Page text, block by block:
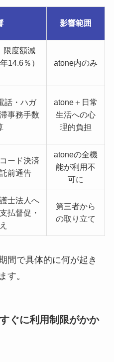
影響範囲
限度額減
14.6％）
atone内のみ
話・ハガ
事務手数
atone＋日常
生活への心
理的負担
ード決済
前通告
atoneの全機
能が利用不
可に
士法人へ
払督促・
第三者から
の取り立て
間で具体的に何が起き
す。
ぐに利用制限がかか